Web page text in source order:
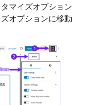
マイズオプション
オプションに移動